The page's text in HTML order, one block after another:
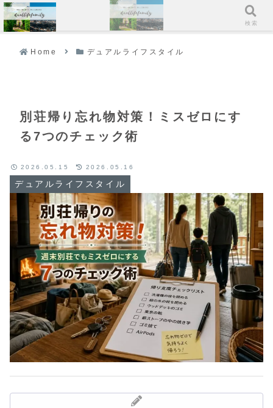
Home デュアルライフスタイル
別荘帰り忘れ物対策！ミスゼロにす
る7つのチェック術
デュアルライフスタイル
2026.05.15 2026.05.16
メニュー 検索